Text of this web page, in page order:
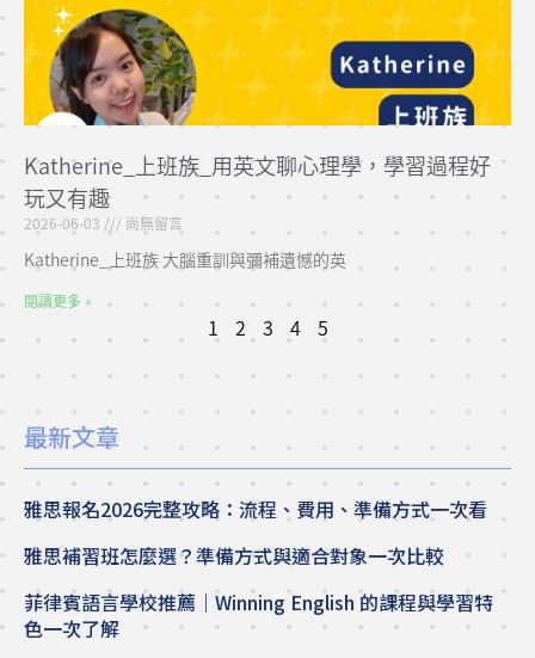
Katherine_上班族_用英文聊心理學，學習過程好
玩又有趣
2026-06-03 尚無留言
Katherine_上班族 大腦重訓與彌補遺憾的英
閱讀更多 »
1 2 3 4 5
最新文章
雅思報名2026完整攻略：流程、費用、準備方式一次看
雅思補習班怎麼選？準備方式與適合對象一次比較
菲律賓語言學校推薦｜Winning English 的課程與學習特
色一次了解